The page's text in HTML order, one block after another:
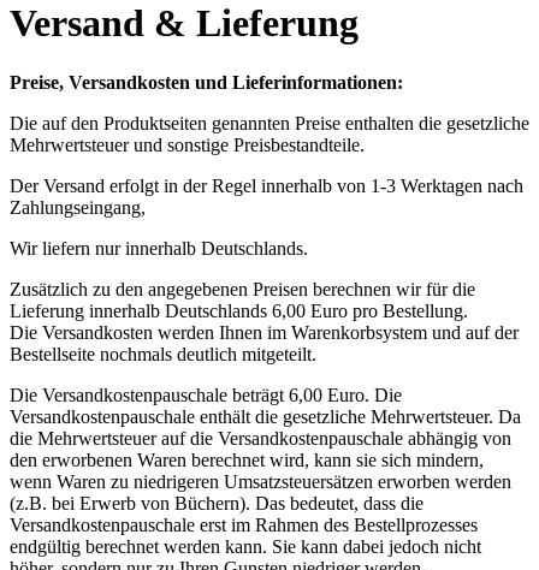
Versand & Lieferung
Preise, Versandkosten und Lieferinformationen:
Die auf den Produktseiten genannten Preise enthalten die gesetzliche
Mehrwertsteuer und sonstige Preisbestandteile.
Der Versand erfolgt in der Regel innerhalb von 1-3 Werktagen nach
Zahlungseingang,
Wir liefern nur innerhalb Deutschlands.
Zusätzlich zu den angegebenen Preisen berechnen wir für die
Lieferung innerhalb Deutschlands 6,00 Euro pro Bestellung.
Die Versandkosten werden Ihnen im Warenkorbsystem und auf der
Bestellseite nochmals deutlich mitgeteilt.
Die Versandkostenpauschale beträgt 6,00 Euro. Die
Versandkostenpauschale enthält die gesetzliche Mehrwertsteuer. Da
die Mehrwertsteuer auf die Versandkostenpauschale abhängig von
den erworbenen Waren berechnet wird, kann sie sich mindern,
wenn Waren zu niedrigeren Umsatzsteuersätzen erworben werden
(z.B. bei Erwerb von Büchern). Das bedeutet, dass die
Versandkostenpauschale erst im Rahmen des Bestellprozesses
endgültig berechnet werden kann. Sie kann dabei jedoch nicht